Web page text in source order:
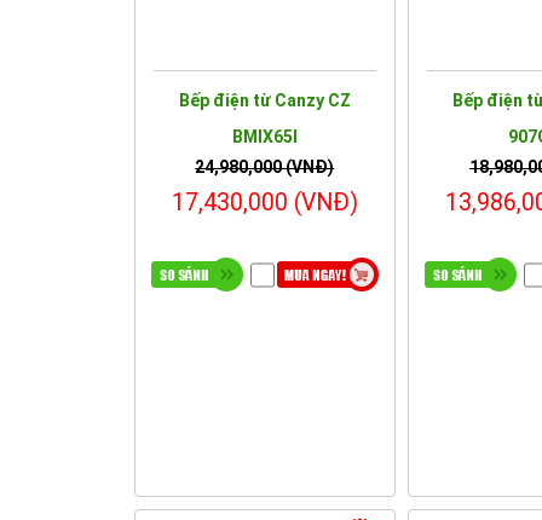
Bếp điện từ Canzy CZ
BMIX65I
24,980,000 (VNĐ)
17,430,000 (VNĐ)
Bếp điện